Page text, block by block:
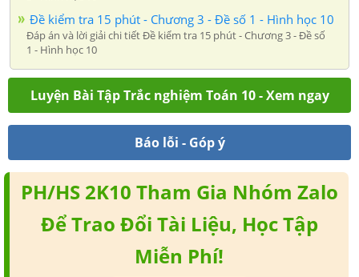
Đề kiểm tra 15 phút - Chương 3 - Đề số 1 - Hình học 10
Đáp án và lời giải chi tiết Đề kiểm tra 15 phút - Chương 3 - Đề số
1 - Hình học 10
Luyện Bài Tập Trắc nghiệm Toán 10 - Xem ngay
Báo lỗi - Góp ý
PH/HS 2K10 Tham Gia Nhóm Zalo
Để Trao Đổi Tài Liệu, Học Tập
Miễn Phí!